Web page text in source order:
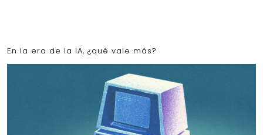
En la era de la IA, ¿qué vale más?